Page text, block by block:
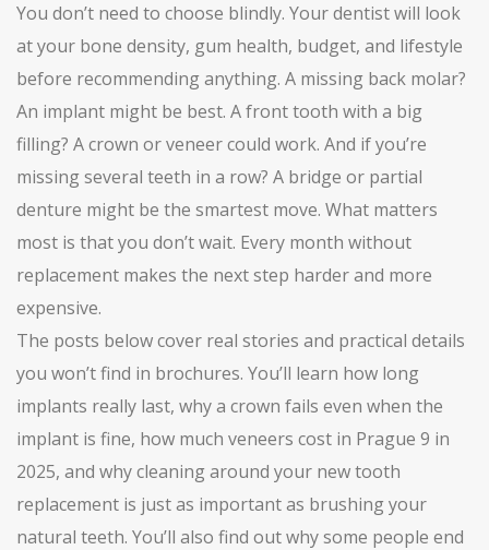
You don’t need to choose blindly. Your dentist will look
at your bone density, gum health, budget, and lifestyle
before recommending anything. A missing back molar?
An implant might be best. A front tooth with a big
filling? A crown or veneer could work. And if you’re
missing several teeth in a row? A bridge or partial
denture might be the smartest move. What matters
most is that you don’t wait. Every month without
replacement makes the next step harder and more
expensive.
The posts below cover real stories and practical details
you won’t find in brochures. You’ll learn how long
implants really last, why a crown fails even when the
implant is fine, how much veneers cost in Prague 9 in
2025, and why cleaning around your new tooth
replacement is just as important as brushing your
natural teeth. You’ll also find out why some people end